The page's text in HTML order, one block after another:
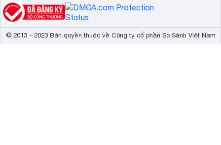
© 2013 - 2023 Bản quyền thuộc về Công ty cổ phần So Sánh Việt Nam